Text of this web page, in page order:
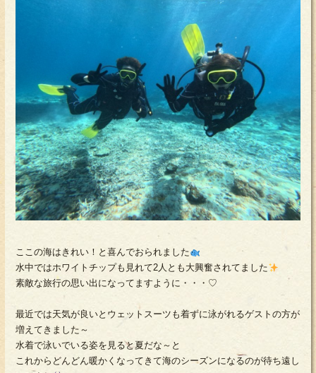
ここの海はきれい！と喜んでおられました
水中ではホワイトチップも見れて2人とも大興奮されてました
素敵な旅行の思い出になってますように・・・♡
最近では天気が良いとウェットスーツも着ずに泳がれるゲストの方が
増えてきました～
水着で泳いでいる姿を見ると夏だな～と
これからどんどん暖かくなってきて海のシーズンになるのが待ち遠し